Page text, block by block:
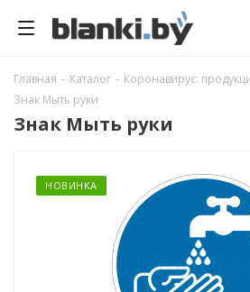
Главная - Каталог - Коронавирус:
Знак Мыть руки
Знак Мыть руки
НОВИНКА